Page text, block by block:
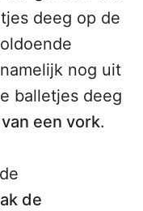
deeg op de
nog uit
balletjes deeg
een vork.
de